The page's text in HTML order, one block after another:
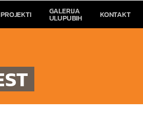
PROJEKTI GALERIJA
ULUPUBIH KONTAKT